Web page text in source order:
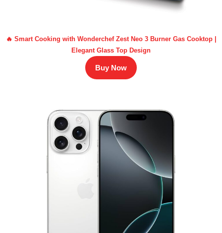
🔥 Smart Cooking with Wonderchef Zest Neo 3 Burner Gas Cooktop |
Elegant Glass Top Design
Buy Now